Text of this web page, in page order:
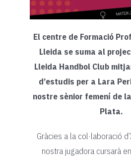
El centre de Formació
Lleida se suma al
Lleida Handbol Club
d’estudis per a Lara
nostre sènior femení de
Plata.
Gràcies a la col·laboració d’
nostra jugadora cursarà